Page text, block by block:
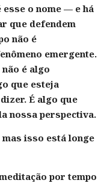
o nome — e há
que defendem
não é
emergente.
é algo
que esteja
É algo que
nossa perspectiva.
isso está longe
por tempo